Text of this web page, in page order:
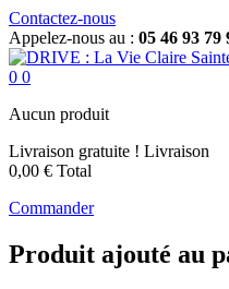
Contactez-nous
Appelez-nous au : 05 46 93 79
0 0
Aucun produit
Livraison gratuite ! Livraison
0,00 € Total
Commander
Produit ajouté au